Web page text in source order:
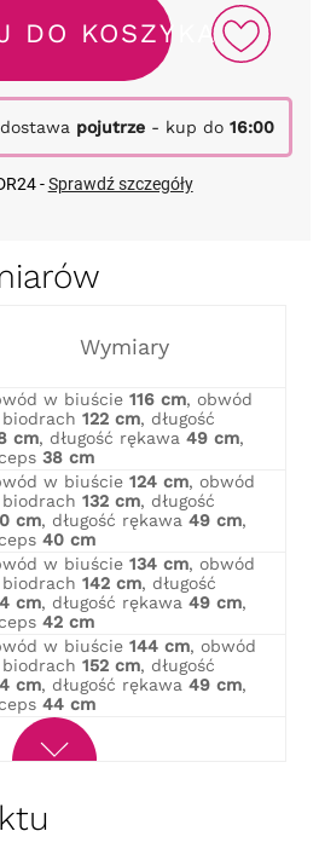
DO KOSZYKA
pojutrze- kup do 16:00
-Sprawdź szczegóły
Wymiary
w biuście 116 cm, obwód
122 cm, długość
cm, długość rękawa 49 cm,
38 cm
w biuście 124 cm, obwód
132 cm, długość
cm, długość rękawa 49 cm,
40 cm
w biuście 134 cm, obwód
142 cm, długość
cm, długość rękawa 49 cm,
42 cm
w biuście 144 cm, obwód
152 cm, długość
cm, długość rękawa 49 cm,
44 cm